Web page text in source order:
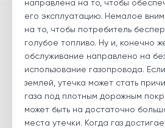
направлена на то, чтобы
его эксплуатацию. Немалое
на то, чтобы потребитель
голубое топливо. Ну и, конечно
обслуживание направлено на
использование газопровода.
землей, утечка может стать
газа под плотным дорожным
может быть на достаточно
места утечки. Когда газ